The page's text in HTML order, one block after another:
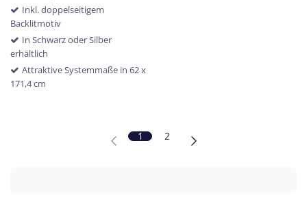
Inkl. doppelseitigem
Backlitmotiv
In Schwarz oder Silber
erhältlich
Attraktive Systemmaße in 62 x
171,4 cm
1 2